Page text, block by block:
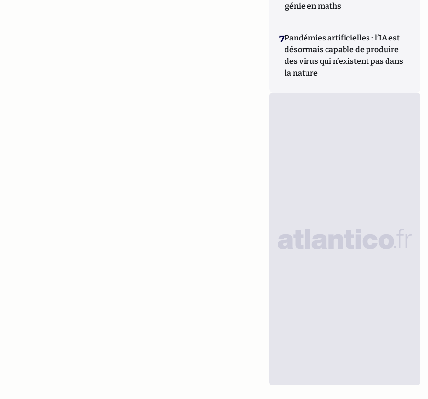
génie en maths
7Pandémies artificielles : l’IA est
désormais capable de produire
des virus qui n’existent pas dans
la nature